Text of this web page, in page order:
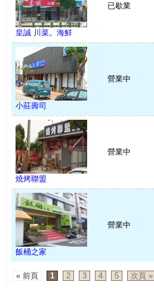
皇誠 川菜。海鮮
已歇業
小莊壽司
營業中
燒烤聯盟
營業中
飯桶之家
營業中
« 前頁 1 2 3 4 5 次頁 »